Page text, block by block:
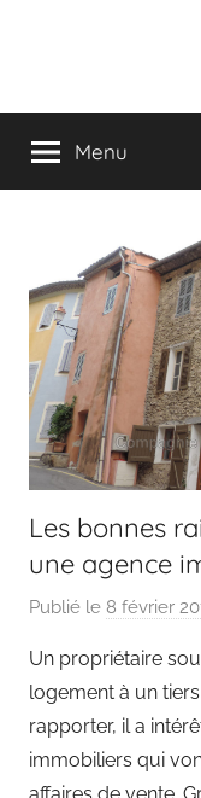
Menu
Les bonnes
une agence
Publié le 8 février
Un propriétaire
logement à un
rapporter, il a
immobiliers qui
affaires de vente.